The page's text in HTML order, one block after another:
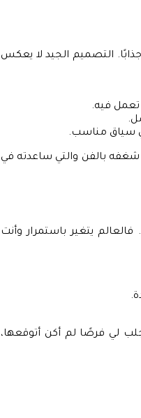
التصميم الجيد لا يعكس
فيه.
في سياق مناسب.
بالفن والتي ساعدته في
يتغير باستمرار وأنت
لي فرصًا لم أكن أتوقعها،